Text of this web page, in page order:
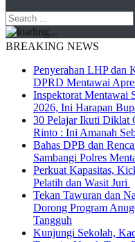
BREAKING NEWS
Penyerahan LHP dan
DPRD Mentawai
Inspektorat Mentawai
2026, Ini Harapan
30 Pelajar Ikuti Diklat
Rinto : Ini Amanah
Bahas DPB dan
Sambangi Polres
Perkuat Kapasitas,
Pelatih dan Wasit Juri
Tekan Tawuran dan
Dorong Program
Tangguh
Kunjungi Sekolah,